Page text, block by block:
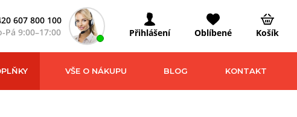
607 800 100
Pá 9:00–17:00
Přihlášení Oblíbené Košík
VŠE O NÁKUPU BLOG KONTAKT